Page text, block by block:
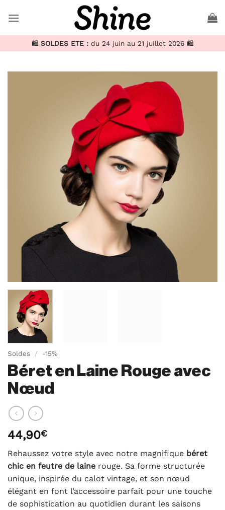
au
🛍️ SOLDES ETE : du 24 juin au 21 juillet 2026 🛍️
Soldes / -15%
Béret en Laine Rouge avec
Nœud
44,90€
Rehaussez votre style avec notre magnifique béret
chic en feutre de laine rouge. Sa forme structurée
unique, inspirée du calot vintage, et son nœud
élégant en font l’accessoire parfait pour une touche
de sophistication au quotidien durant les saisons